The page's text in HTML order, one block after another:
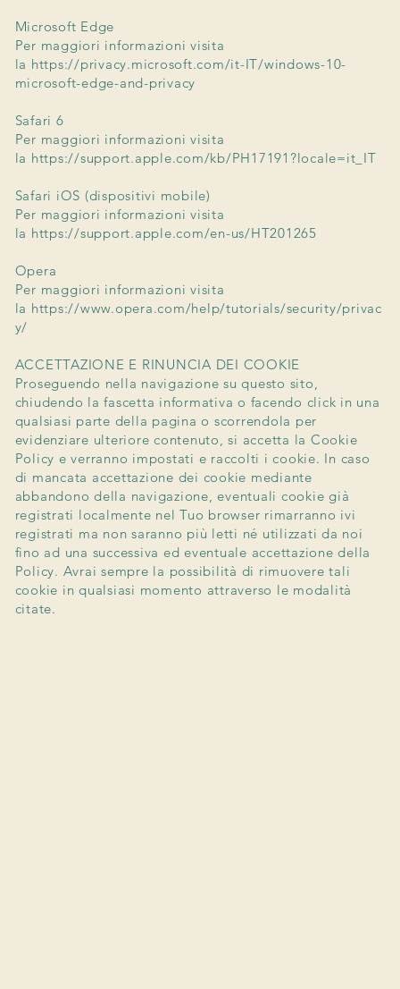
Microsoft Edge
Per maggiori informazioni visita
la https://privacy.microsoft.com/it-IT/windows-10-
microsoft-edge-and-privacy
Safari 6
Per maggiori informazioni visita
la https://support.apple.com/kb/PH17191?locale=it_IT
Safari iOS (dispositivi mobile)
Per maggiori informazioni visita
la https://support.apple.com/en-us/HT201265
Opera
Per maggiori informazioni visita
la https://www.opera.com/help/tutorials/security/privac
y/
ACCETTAZIONE E RINUNCIA DEI COOKIE
Proseguendo nella navigazione su questo sito,
chiudendo la fascetta informativa o facendo click in una
qualsiasi parte della pagina o scorrendola per
evidenziare ulteriore contenuto, si accetta la Cookie
Policy e verranno impostati e raccolti i cookie. In caso
di mancata accettazione dei cookie mediante
abbandono della navigazione, eventuali cookie già
registrati localmente nel Tuo browser rimarranno ivi
registrati ma non saranno più letti né utilizzati da noi
fino ad una successiva ed eventuale accettazione della
Policy. Avrai sempre la possibilità di rimuovere tali
cookie in qualsiasi momento attraverso le modalità
citate.